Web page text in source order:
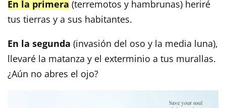
En la primera (terremotos y hambrunas) heriré
tus tierras y a sus habitantes.
En la segunda (invasión del oso y la media luna),
llevaré la matanza y el exterminio a tus murallas.
¿Aún no abres el ojo?